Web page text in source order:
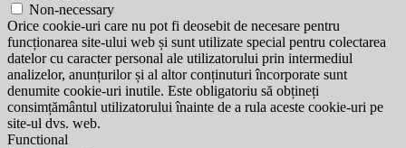
Non-necessary
Orice cookie-uri care nu pot fi deosebit de necesare pentru
funcționarea site-ului web și sunt utilizate special pentru colectarea
datelor cu caracter personal ale utilizatorului prin intermediul
analizelor, anunțurilor și al altor conținuturi încorporate sunt
denumite cookie-uri inutile. Este obligatoriu să obțineți
consimțământul utilizatorului înainte de a rula aceste cookie-uri pe
site-ul dvs. web.
Functional